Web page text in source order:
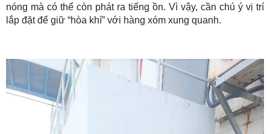
nóng mà có thể còn phát ra tiếng ồn. Vì vậy, cần chú ý vị trí
lắp đặt để giữ “hòa khí” với hàng xóm xung quanh.